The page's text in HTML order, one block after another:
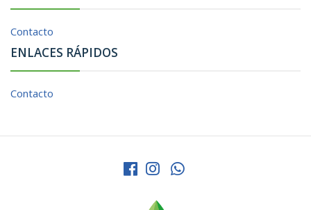
Contacto
ENLACES RÁPIDOS
Contacto